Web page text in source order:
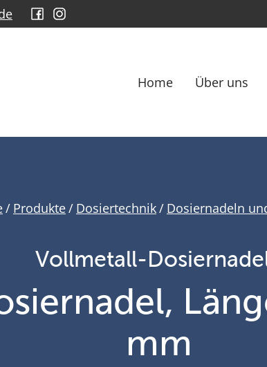
Home Über uns
/ Produkte/ Dosiertechnik/ Dosiernadeln
Vollmetall-
mm